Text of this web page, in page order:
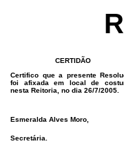
CERTIDÃO
Certifico que a presente
foi afixada em local de
nesta Reitoria, no dia 26/7/2005.
Esmeralda Alves Moro,
Secretária.